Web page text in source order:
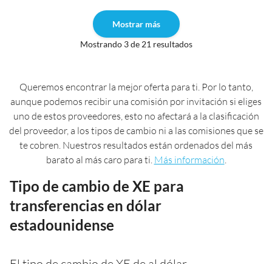
Mostrar más
Mostrando 3 de 21 resultados
Queremos encontrar la mejor oferta para ti. Por lo tanto,
aunque podemos recibir una comisión por invitación si eliges
uno de estos proveedores, esto no afectará a la clasificación
del proveedor, a los tipos de cambio ni a las comisiones que se
te cobren. Nuestros resultados están ordenados del más
barato al más caro para ti. Más información.
Tipo de cambio de XE para
transferencias en dólar
estadounidense